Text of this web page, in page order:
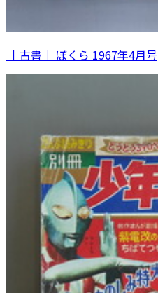
［ 古書 ］ぼくら 1967年4月号